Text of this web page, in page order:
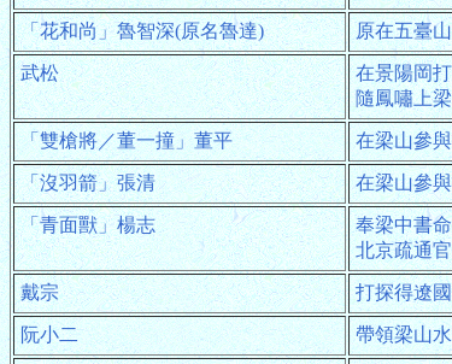
「花和尚」魯智深(原名魯達) 原在五臺
武松
在景陽岡
隨鳳嘯上
「雙槍將／董一撞」董平 在梁山參
「沒羽箭」張清 在梁山參
「青面獸」楊志
奉梁中書
北京疏通
戴宗 打探得遼
阮小二 帶領梁山